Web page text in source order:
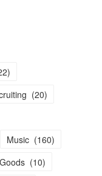
)
(20)
Music (160)
(10)